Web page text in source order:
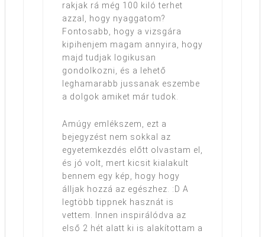
rakjak rá még 100 kiló terhet
azzal, hogy nyaggatom?
Fontosabb, hogy a vizsgára
kipihenjem magam annyira, hogy
majd tudjak logikusan
gondolkozni, és a lehető
leghamarabb jussanak eszembe
a dolgok amiket már tudok.
Amúgy emlékszem, ezt a
bejegyzést nem sokkal az
egyetemkezdés előtt olvastam el,
és jó volt, mert kicsit kialakult
bennem egy kép, hogy hogy
álljak hozzá az egészhez. :D A
legtöbb tippnek hasznát is
vettem. Innen inspirálódva az
első 2 hét alatt ki is alakítottam a